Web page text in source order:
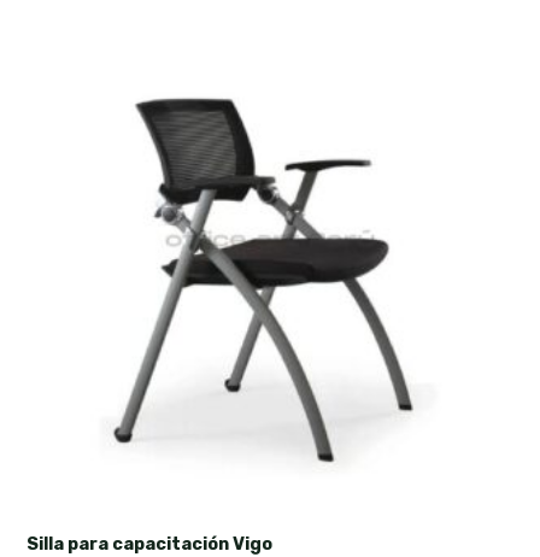
Silla para capacitación Vigo